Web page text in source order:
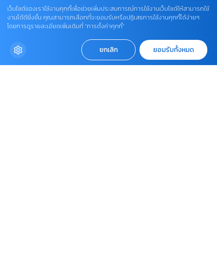
ประกาศมหาวิทยาลัยราชภัฏเทพสตรี เรื่อง นโยบายด้านการบริหาร
จัดการขยะ พ.ศ. 2567
24 ตุลาคม 2567 3170
เว็บไซต์ของเราใช้งานคุกกี้เพื่อช่วยเพิ่มประสบการณ์การใช้งานเว็บไซต์ให้สามารถใช้
งานได้ดียิ่งขึ้น คุณสามารถเลือกที่จะยอมรับหรือปฏิเสธการใช้งานคุกกี้ได้ง่ายๆ
โดยการดูรายละเอียดเพิ่มเติมที่ “การตั้งค่าคุกกี้”
ยกเลิก ยอมรับทั้งหมด